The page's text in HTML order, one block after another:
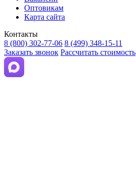
Оптовикам
Карта сайта
Контакты
8 (800) 302-77-06 8 (499) 348-15-11
Заказать звонок Рассчитать стоимость